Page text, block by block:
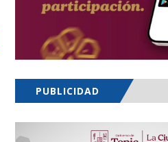
PUBLICIDAD